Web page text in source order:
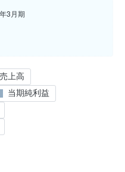
3月期
売上高
当期純利益